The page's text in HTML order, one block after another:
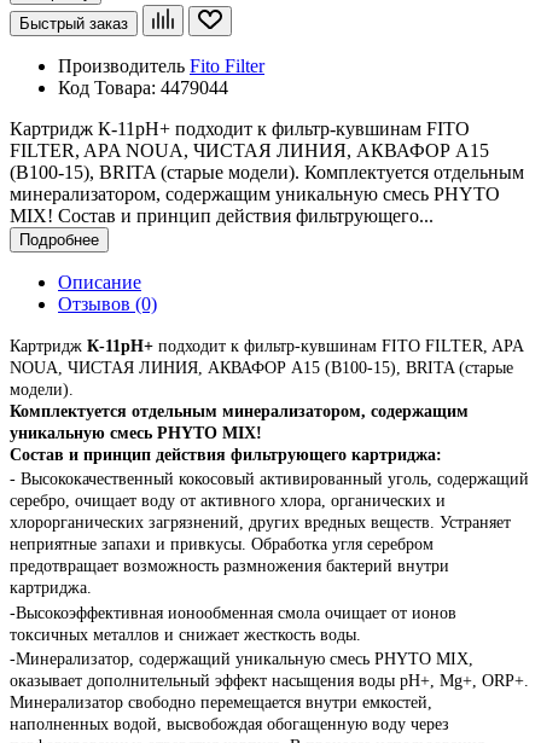
Быстрый заказ
Производитель Fito Filter
Код Товара: 4479044
Картридж К-11pH+ подходит к фильтр-кувшинам FITO
FILTER, APA NOUA, ЧИСТАЯ ЛИНИЯ, АКВАФОР A15
(B100-15), BRITA (старые модели). Комплектуется отдельным
минерализатором, содержащим уникальную смесь PHYTO
MIX! Состав и принцип действия фильтрующего...
Подробнее
Описание
Отзывов (0)
Картридж К-11pH+ подходит к фильтр-кувшинам FITO FILTER, APA
NOUA, ЧИСТАЯ ЛИНИЯ, АКВАФОР A15 (B100-15), BRITA (старые
модели).
Комплектуется отдельным минерализатором, содержащим
уникальную смесь PHYTO MIX!
Состав и принцип действия фильтрующего картриджа:
- Высококачественный кокосовый активированный уголь, содержащий
серебро, очищает воду от активного хлора, органических и
хлорорганических загрязнений, других вредных веществ. Устраняет
неприятные запахи и привкусы. Обработка угля серебром
предотвращает возможность размножения бактерий внутри
картриджа.
-Высокоэффективная ионообменная смола очищает от ионов
токсичных металлов и снижает жесткость воды.
-Минерализатор, содержащий уникальную смесь PHYTO MIX,
оказывает дополнительный эффект насыщения воды pH+, Mg+, ORP+.
Минерализатор свободно перемещается внутри емкостей,
наполненных водой, высвобождая обогащенную воду через